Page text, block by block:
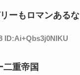
ーもロマンあるな
ID:Ai+Qbs3j0NIKU
二重帝国